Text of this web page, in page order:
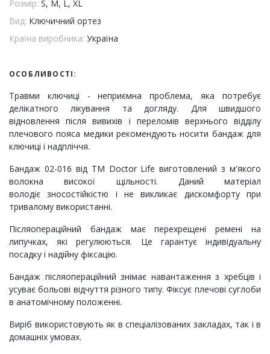
Розмір: S, M, L, XL
Вид: Ключичний ортез
Країна виробника: Україна
ОСОБЛИВОСТІ:
Травми ключиці - неприємна проблема, яка потребує
делікатного лікування та догляду. Для швидшого
відновлення після вивихів і переломів верхнього відділу
плечового пояса медики рекомендують носити бандаж для
ключиці і надпліччя.
Бандаж 02-016 від ТМ Doctor Life виготовлений з м'якого
волокна високої щільності. Даний матеріал
володіє зносостійкістю і не викликає дискомфорту при
тривалому використанні.
Післяопераційний бандаж має перехрещені ремені на
липучках, які регулюються. Це гарантує індивідуальну
посадку і надійну фіксацію.
Бандаж післяопераційний знімає навантаження з хребців і
усуває больові відчуття різного типу. Фіксує плечові суглоби
в анатомічному положенні.
Виріб використовують як в спеціалізованих закладах, так і в
домашніх умовах.